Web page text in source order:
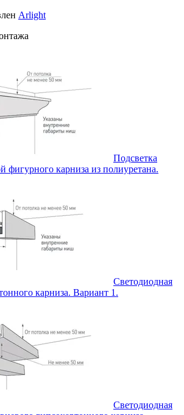
Arlight
Подсветка
фигурного карниза из полиуретана.
Светодиодная
карниза. Вариант 1.
Светодиодная